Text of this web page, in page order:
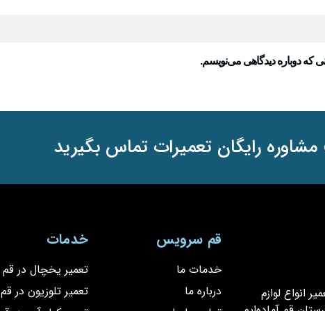
که دوباره دیدگاهی می‌نویسم.
رایگان تعمیرات تماس بگیرید
تعمیر انواع لوازم
قم سرویس
خدمات ما
درباره ما
خدمات
تعمیر یخچال در قم
تعمیر تلوزیون در قم